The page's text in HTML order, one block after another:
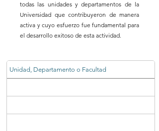
todas las unidades y departamentos de la
Universidad que contribuyeron de manera
activa y cuyo esfuerzo fue fundamental para
el desarrollo exitoso de esta actividad.
Unidad, Departamento o Facultad